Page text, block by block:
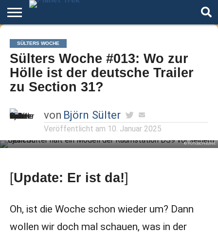
Home
Der
Podcast
Über
Star
Trek
Artikel
Andere
Welten
Autoren
Night
Mode
SÜLTERS WOCHE
Sülters Woche #013: Wo zur
Hölle ist der deutsche Trailer
zu Section 31?
von Björn Sülter
Veröffentlicht am 10. Januar 2025
© FOTOSCHEUNE
[Update: Er ist da!]
Oh, ist die Woche schon wieder um? Dann
wollen wir doch mal schauen, was in der